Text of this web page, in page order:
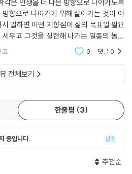
언론인, 미술·문화비평가, 번역가라는
탐구 방법으로 사포, 몽테뉴, 시몬 베유,
디에 에리봉 등 스승 같고, 친구와도 같
단 한 가지, 혼자 사는 삶을 이야기한다.
상의 ‘혼자’들을 힘써 대변하고 있다.
주 다채로운 영혼을 갖고 있다. 그 영혼
이었으며, 진정한 아웃사이더로서 자신의
드는 “나 자신을 돌보는 것은 자신에게 쉽
닌 ‘온전한 홀로’에 대한 통찰을 보여주었
다. 이 책은 내 인생을 완전히 새롭게 고찰
인 것으로, 문학적인 것을 사회정치적인
트)
실존적 주제들에 관해 이야기한다. 그러
각은 인생을 더 나은 방향으로 나아가도록
향으로 나아가기 위해 살아가는 것이 아
말하면 어떤 지향점이 삶의 목표일 필요
우고 그것을 실현해 나가는 일종의 놀이
지우면 모든 것은 행위만 남는다. 행위만
고 0 댓글0
전체보기
한줄평 3
중입니다. 설정
추천순